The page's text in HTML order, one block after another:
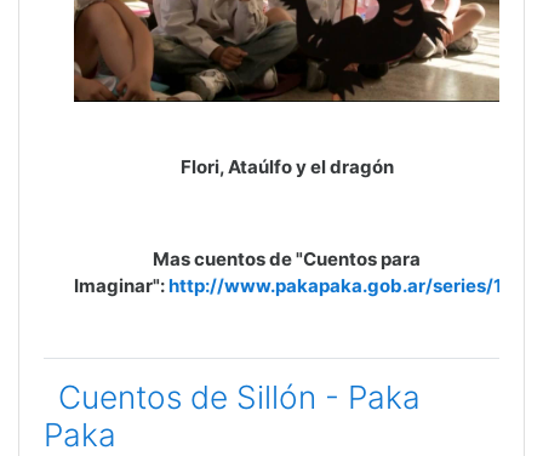
Flori, Ataúlfo y el dragón
Mas cuentos de "Cuentos para
Imaginar":http://www.pakapaka.gob.ar/series/
Cuentos de Sillón - Paka
Paka